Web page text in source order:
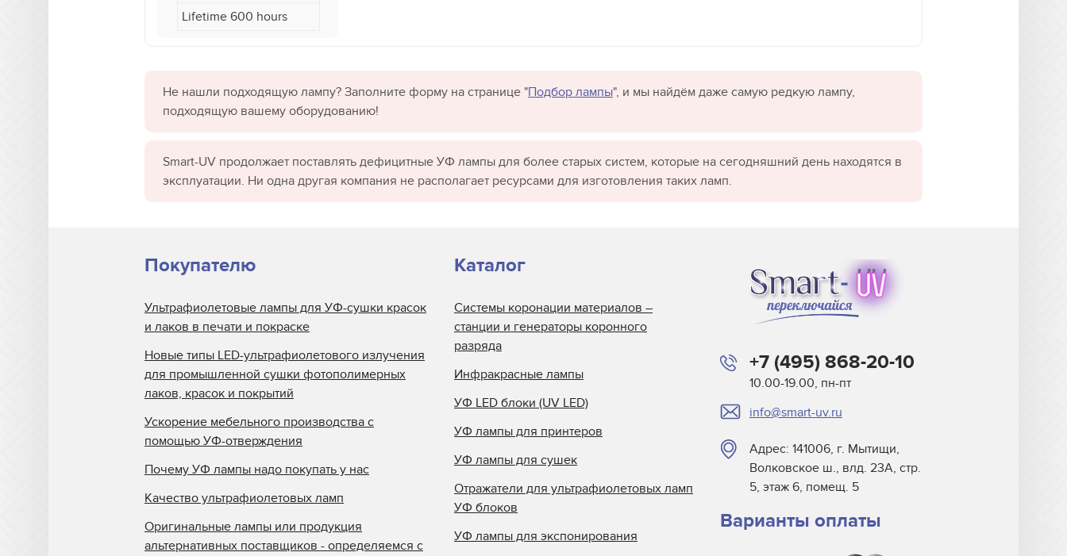
Lifetime 600 hours
Не нашли подходящую лампу? Заполните форму на странице "Подбор лампы", и мы найдём даже самую редкую лампу,
подходящую вашему оборудованию!
Smart-UV продолжает поставлять дефицитные УФ лампы для более старых систем, которые на сегодняшний день находятся в
эксплуатации. Ни одна другая компания не располагает ресурсами для изготовления таких ламп.
+7 (495) 868-20-10
10.00-19.00, пн-пт
info@smart-uv.ru
Адрес: 141006, г. Мытищи,
Волковское ш., влд. 23А, стр.
5, этаж 6, помещ. 5
Варианты оплаты
Покупателю
Ультрафиолетовые лампы для УФ-сушки красок
и лаков в печати и покраске
Новые типы LED-ультрафиолетового излучения
для промышленной сушки фотополимерных
лаков, красок и покрытий
Ускорение мебельного производства с
помощью УФ-отверждения
Почему УФ лампы надо покупать у нас
Качество ультрафиолетовых ламп
Оригинальные лампы или продукция
альтернативных поставщиков - определяемся с
Каталог
Системы коронации материалов –
станции и генераторы коронного
разряда
Инфракрасные лампы
УФ LED блоки (UV LED)
УФ лампы для принтеров
УФ лампы для сушек
Отражатели для ультрафиолетовых ламп
УФ блоков
УФ лампы для экспонирования